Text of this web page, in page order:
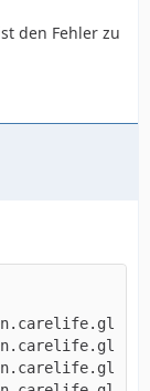
den Fehler zu